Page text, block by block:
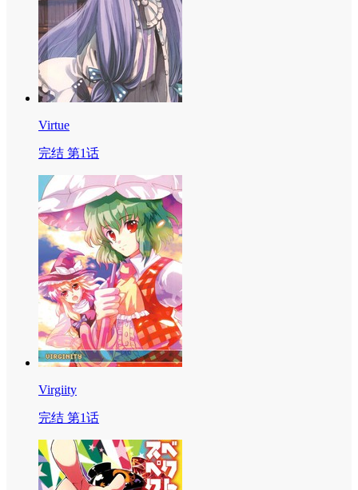
Virtue
完结 第1话
Virgiity
完结 第1话